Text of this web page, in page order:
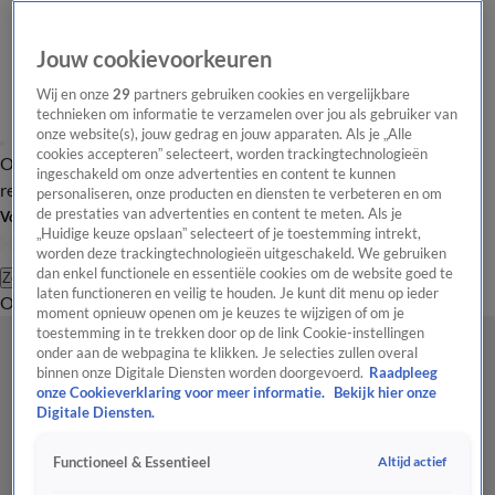
Overzicht Laatste nieuws Regionieuws Het beste van Hart
Tip de
redactie
Volg Hart van Nederland
Zoeken
OverzichtRegioUitzendingenWeerTip de redactiePanelVideo's
Jouw cookievoorkeuren
Wij en onze29 partners gebruiken cookies en vergelijkbare
technieken om informatie te verzamelen over jou als gebruiker van
onze website(s), jouw gedrag en jouw apparaten. Als je „Alle
cookies accepteren” selecteert, worden trackingtechnologieën
ingeschakeld om onze advertenties en content te kunnen
personaliseren, onze producten en diensten te verbeteren en om
de prestaties van advertenties en content te meten. Als je
„Huidige keuze opslaan” selecteert of je toestemming intrekt,
worden deze trackingtechnologieën uitgeschakeld. We gebruiken
dan enkel functionele en essentiële cookies om de website goed te
laten functioneren en veilig te houden. Je kunt dit menu op ieder
moment opnieuw openen om je keuzes te wijzigen of om je
toestemming in te trekken door op de link Cookie-instellingen
onder aan de webpagina te klikken. Je selecties zullen overal
binnen onze Digitale Diensten worden doorgevoerd. Raadpleeg
onze Cookieverklaring voor meer informatie.
Bekijk hier onze
Digitale Diensten.
Functioneel & Essentieel Altijd actief